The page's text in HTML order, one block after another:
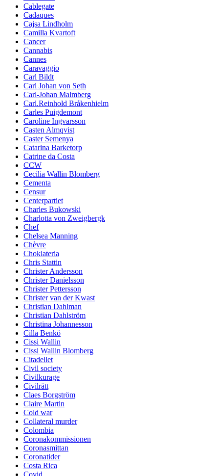
Cablegate
Cadaques
Cajsa Lindholm
Camilla Kvartoft
Cancer
Cannabis
Cannes
Caravaggio
Carl Bildt
Carl Johan von Seth
Carl-Johan Malmberg
Carl.Reinhold Bråkenhielm
Carles Puigdemont
Caroline Ingvarsson
Casten Almqvist
Caster Semenya
Catarina Barketorp
Catrine da Costa
CCW
Cecilia Wallin Blomberg
Cementa
Censur
Centerpartiet
Charles Bukowski
Charlotta von Zweigbergk
Chef
Chelsea Manning
Chèvre
Choklateria
Chris Stattin
Christer Andersson
Christer Danielsson
Christer Pettersson
Christer van der Kwast
Christian Dahlman
Christian Dahlström
Christina Johannesson
Cilla Benkö
Cissi Wallin
Cissi Wallin Blomberg
Citadellet
Civil society
Civilkurage
Civilrätt
Claes Borgström
Claire Martin
Cold war
Collateral murder
Colombia
Coronakommissionen
Coronasmittan
Coronatider
Costa Rica
Covid